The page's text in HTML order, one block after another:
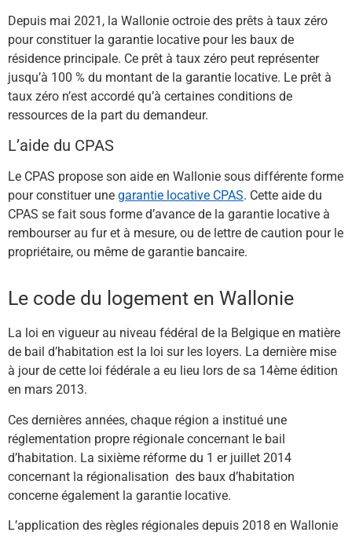
Depuis mai 2021, la Wallonie octroie des prêts à taux zéro
pour constituer la garantie locative pour les baux de
résidence principale. Ce prêt à taux zéro peut représenter
jusqu’à 100 % du montant de la garantie locative. Le prêt à
taux zéro n’est accordé qu’à certaines conditions de
ressources de la part du demandeur.
L’aide du CPAS
Le CPAS propose son aide en Wallonie sous différente forme
pour constituer une garantie locative CPAS. Cette aide du
CPAS se fait sous forme d’avance de la garantie locative à
rembourser au fur et à mesure, ou de lettre de caution pour le
propriétaire, ou même de garantie bancaire.
Le code du logement en Wallonie
La loi en vigueur au niveau fédéral de la Belgique en matière
de bail d’habitation est la loi sur les loyers. La dernière mise
à jour de cette loi fédérale a eu lieu lors de sa 14ème édition
en mars 2013.
Ces dernières années, chaque région a institué une
réglementation propre régionale concernant le bail
d’habitation. La sixième réforme du 1 er juillet 2014
concernant la régionalisation des baux d’habitation
concerne également la garantie locative.
L’application des règles régionales depuis 2018 en Wallonie